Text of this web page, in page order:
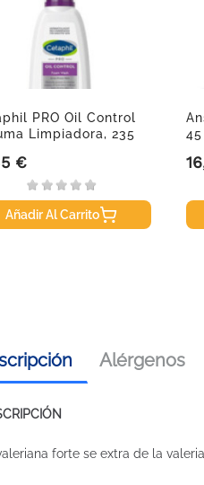
PRO Oil Control
Limpiadora, 235
€
Añadir Al Carrito
Alérgenos
valeriana forte se extra de la